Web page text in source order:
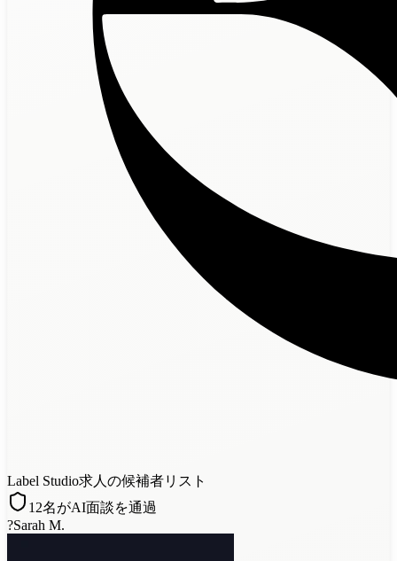
Label Studio求人の候補者リスト
12名がAI面談を通過
?Sarah M.